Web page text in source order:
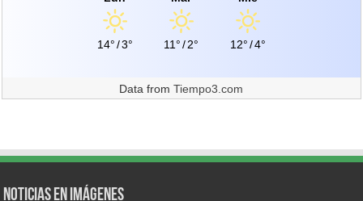
14°/3° 11° /2° 12°/4°
Data fromTiempo3.com
Noticias en Imágenes